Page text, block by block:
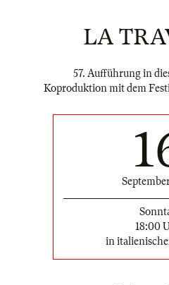
LA
57. Aufführung in
Koproduktion mit dem
18:00
in